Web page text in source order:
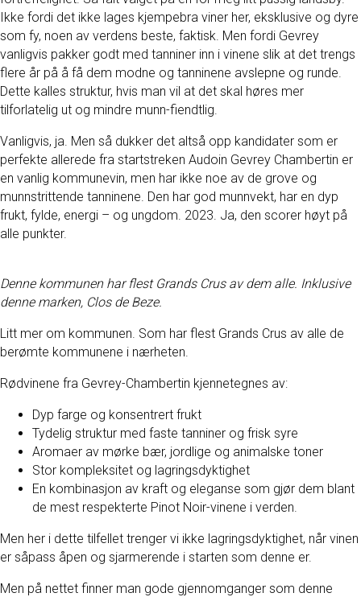
Ikke fordi det ikke lages kjempebra viner her, eksklusive og dyre
som fy, noen av verdens beste, faktisk. Men fordi Gevrey
vanligvis pakker godt med tanniner inn i vinene slik at det trengs
flere år på å få dem modne og tanninene avslepne og runde.
Dette kalles struktur, hvis man vil at det skal høres mer
tilforlatelig ut og mindre munn-fiendtlig.
Vanligvis, ja. Men så dukker det altså opp kandidater som er
perfekte allerede fra startstreken Audoin Gevrey Chambertin er
en vanlig kommunevin, men har ikke noe av de grove og
munnstrittende tanninene. Den har god munnvekt, har en dyp
frukt, fylde, energi – og ungdom. 2023. Ja, den scorer høyt på
alle punkter.
Denne kommunen har flest Grands Crus av dem alle. Inklusive
denne marken, Clos de Beze.
Litt mer om kommunen. Som har flest Grands Crus av alle de
berømte kommunene i nærheten.
Rødvinene fra Gevrey-Chambertin kjennetegnes av:
Dyp farge og konsentrert frukt
Tydelig struktur med faste tanniner og frisk syre
Aromaer av mørke bær, jordlige og animalske toner
Stor kompleksitet og lagringsdyktighet
En kombinasjon av kraft og eleganse som gjør dem blant
de mest respekterte Pinot Noir-vinene i verden.
Men her i dette tilfellet trenger vi ikke lagringsdyktighet, når vinen
er såpass åpen og sjarmerende i starten som denne er.
Men på nettet finner man gode gjennomganger som denne